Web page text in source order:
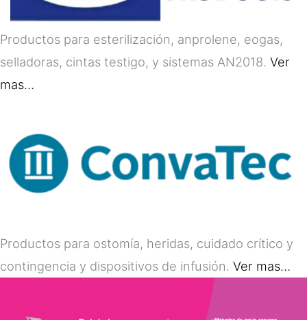
Productos para esterilización, anprolene, eogas,
selladoras, cintas testigo, y sistemas AN2018. Ver
mas…
Productos para ostomía, heridas, cuidado crítico y
contingencia y dispositivos de infusión. Ver mas…